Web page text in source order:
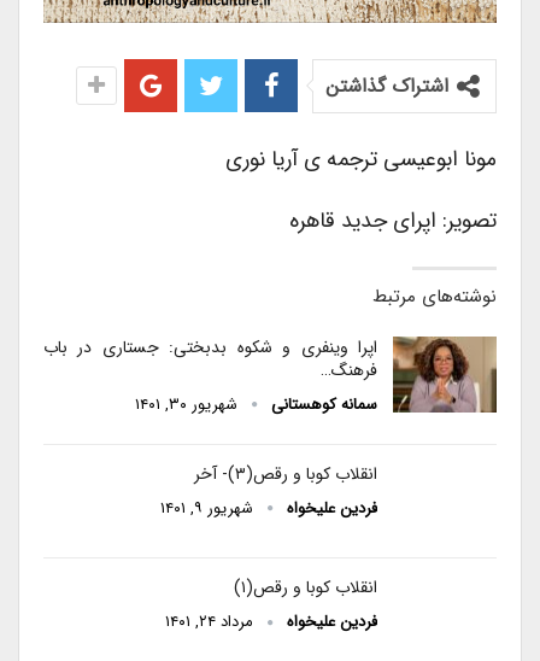
اشتراک گذاشتن
مونا ابوعیسی ترجمه ی آریا نوری
تصویر: اپرای جدید قاهره
نوشته‌های مرتبط
اپرا وینفری و شکوه بدبختی: جستاری در باب
فرهنگ…
سمانه کوهستانی شهریور ۳۰, ۱۴۰۱
انقلاب کوبا و رقص(۳)- آخر
فردین علیخواه شهریور ۹, ۱۴۰۱
انقلاب کوبا و رقص(۱)
فردین علیخواه مرداد ۲۴, ۱۴۰۱